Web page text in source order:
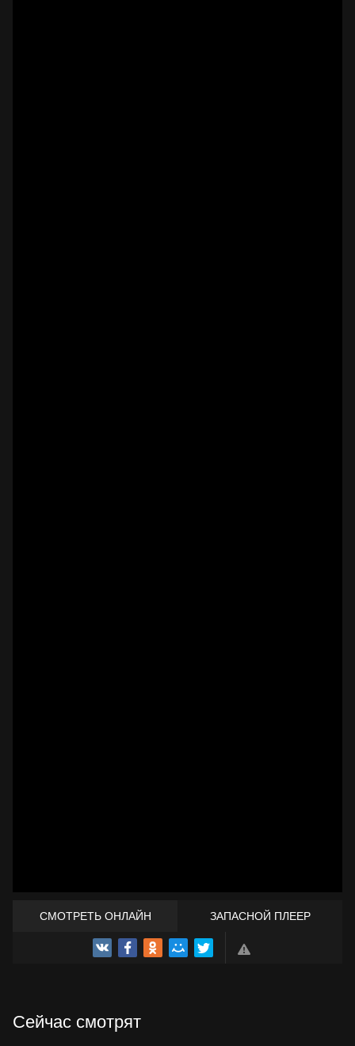
СМОТРЕТЬ ОНЛАЙН ЗАПАСНОЙ ПЛЕЕР
ТРЕЙЛЕР
Сейчас смотрят